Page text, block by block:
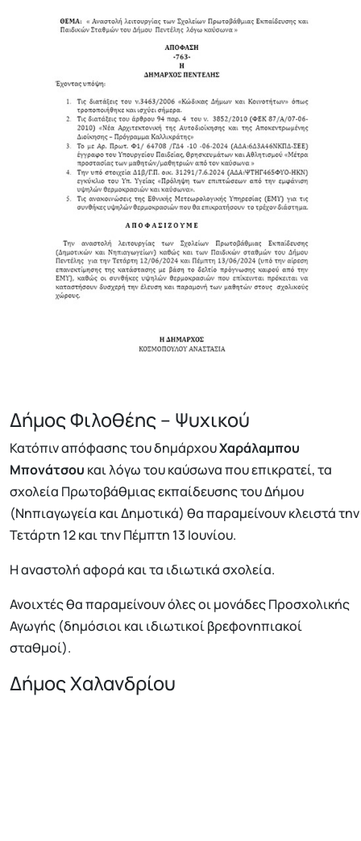
Δήμος Φιλοθέης – Ψυχικού
Κατόπιν απόφασης του δημάρχουΧαράλαμπου
Μπονάτσου και λόγω του καύσωνα που επικρατεί, τα
σχολεία Πρωτοβάθμιας εκπαίδευσης του Δήμου
(Νηπιαγωγεία και Δημοτικά) θα παραμείνουν κλειστά την
Τετάρτη 12 και την Πέμπτη 13 Ιουνίου.
Η αναστολή αφορά και τα ιδιωτικά σχολεία.
Ανοιχτές θα παραμείνουν όλες οι μονάδες Προσχολικής
Αγωγής (δημόσιοι και ιδιωτικοί βρεφονηπιακοί
σταθμοί).
Δήμος Χαλανδρίου